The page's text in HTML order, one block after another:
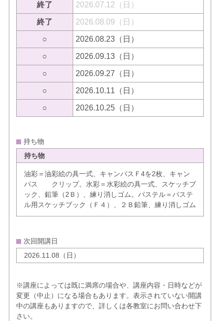
終了 2026.07.12（日）
終了 2026.08.09（日）
○ 2026.08.23（日）
○ 2026.09.13（日）
○ 2026.09.27（日）
○ 2026.10.11（日）
○ 2026.10.25（日）
持ち物
持ち物
油彩＝油彩絵の具一式、キャンバスＦ4を2枚、キャン
パス クリップ。水彩＝水彩絵の具一式、スケッチブ
ック、鉛筆（2Ｂ）、練り消しゴム。パステル＝パステ
ル用スケッチブック（Ｆ４）、２Ｂ鉛筆、練り消しゴム
次回開講日
2026.11.08（日）
※講座によっては既に満席の場合や、講座内容・日時などが
変更（中止）になる場合もあります。表示されていない開講
中の講座もありますので、詳しくは各教室にお問い合わせ下
さい。